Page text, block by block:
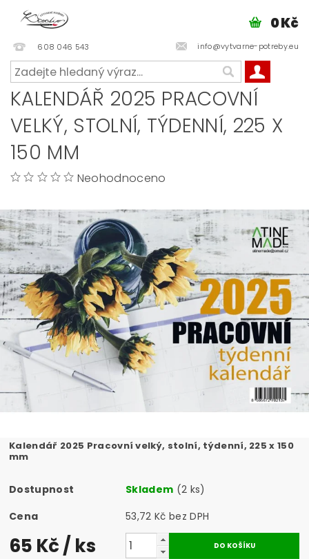
608 046 543 info@vytvarne-potreby.eu
0 Kč
KALENDÁŘ 2025 PRACOVNÍ
VELKÝ, STOLNÍ, TÝDENNÍ, 225 X
150 MM
Neohodnoceno
Kalendář 2025 Pracovní velký, stolní, týdenní, 225 x 150
mm
Dostupnost Skladem (2 ks)
Cena
53,72 Kč bez DPH
65 Kč/ ks